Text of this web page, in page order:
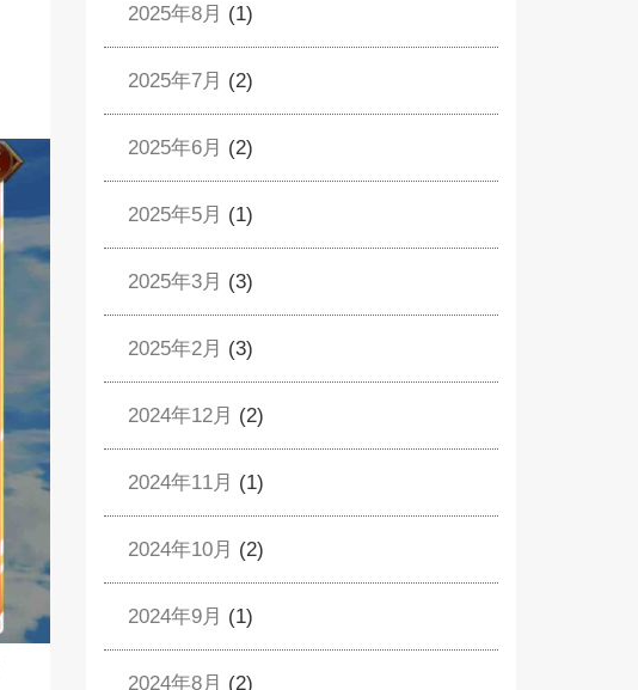
2025年8月 (1)
2025年7月 (2)
2025年6月 (2)
2025年5月 (1)
2025年3月 (3)
2025年2月 (3)
2024年12月 (2)
2024年11月 (1)
2024年10月 (2)
2024年9月 (1)
2024年8月 (2)